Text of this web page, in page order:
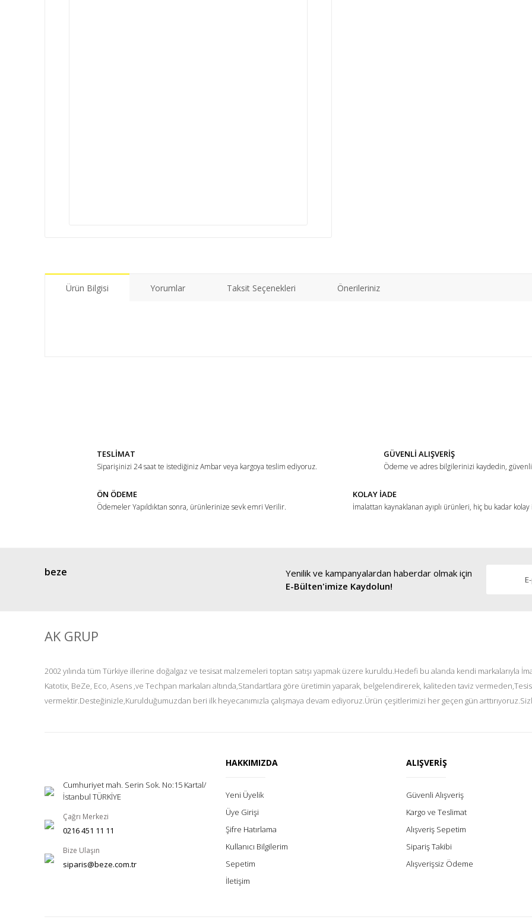
Ürün Bilgisi Yorumlar Taksit Seçenekleri Önerileriniz
Ürün bilgilerinde hatalar bulunuyor.
Bu ürüne benzer farklı alternatifler olmalı.
Gönder
TESLİMAT
Siparişinizi 24 saat te istediğiniz Ambar veya kargoya teslim ediyoruz.
GÜVENLİ ALIŞVERİŞ
Ödeme ve adres bilgilerinizi kaydedin, güvenli
ÖN ÖDEME
Ödemeler Yapıldıktan sonra, ürünlerinize sevk emri Verilir.
KOLAY İADE
İmalattan kaynaklanan ayıplı ürünleri, hiç bu kadar kolay
beze
Yenilik ve kampanyalardan haberdar olmak için
E-Bülten'imize Kaydolun!
AK GRUP
2002 yılında tüm Türkiye illerine doğalgaz ve tesisat malzemeleri toptan satışı yapmak üzere kuruldu.Hedefi bu alanda kendi markalarıyla
Katotix, BeZe, Eco, Asens ,ve Techpan markaları altında,Standartlara göre üretimin yaparak, belgelendirerek, kaliteden taviz
vermektir.Desteğinizle,Kurulduğumuzdan beri ilk heyecanımızla çalışmaya devam ediyoruz.Ürün çeşitlerimizi her geçen gün
Cumhuriyet mah. Serin Sok. No:15 Kartal/
İstanbul TÜRKİYE
Çağrı Merkezi
0216 451 11 11
Bize Ulaşın
siparis@beze.com.tr
HAKKIMIZDA
Yeni Üyelik
Üye Girişi
Şifre Hatırlama
Kullanıcı Bilgilerim
Sepetim
İletişim
ALIŞVERİŞ
Güvenli Alışveriş
Kargo ve Teslimat
Alışveriş Sepetim
Sipariş Takibi
Alışverişsiz Ödeme